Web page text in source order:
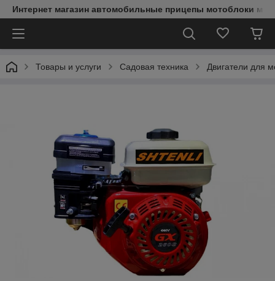
Интернет магазин автомобильные прицепы мотоблоки
Товары и услуги Садовая техника Двигатели для